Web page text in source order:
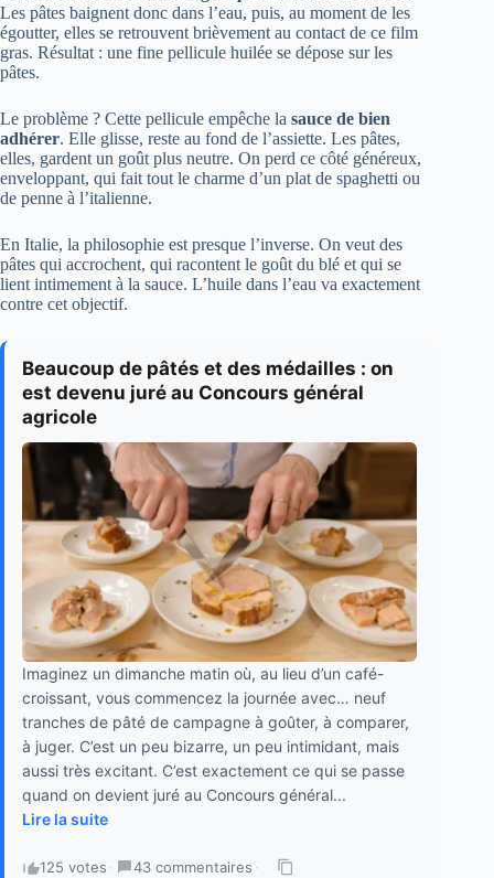
Les pâtes baignent donc dans l’eau, puis, au moment de les
égoutter, elles se retrouvent brièvement au contact de ce film
gras. Résultat : une fine pellicule huilée se dépose sur les
pâtes.
Le problème ? Cette pellicule empêche la sauce de bien
adhérer. Elle glisse, reste au fond de l’assiette. Les pâtes,
elles, gardent un goût plus neutre. On perd ce côté généreux,
enveloppant, qui fait tout le charme d’un plat de spaghetti ou
de penne à l’italienne.
En Italie, la philosophie est presque l’inverse. On veut des
pâtes qui accrochent, qui racontent le goût du blé et qui se
lient intimement à la sauce. L’huile dans l’eau va exactement
contre cet objectif.
Beaucoup de pâtés et des médailles : on
est devenu juré au Concours général
agricole
Imaginez un dimanche matin où, au lieu d’un café-
croissant, vous commencez la journée avec… neuf
tranches de pâté de campagne à goûter, à comparer,
à juger. C’est un peu bizarre, un peu intimidant, mais
aussi très excitant. C’est exactement ce qui se passe
quand on devient juré au Concours général...
Lire la suite
125 votes · 43 commentaires ·